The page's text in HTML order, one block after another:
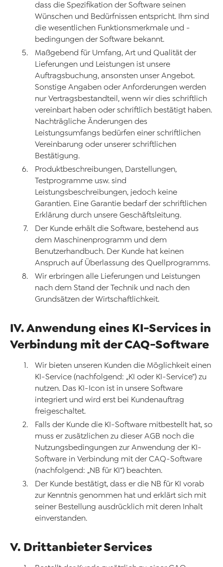
dass die Spezifikation der Software seinen
Wünschen und Bedürfnissen entspricht. Ihm sind
die wesentlichen Funktionsmerkmale und -
bedingungen der Software bekannt.
Maßgebend für Umfang, Art und Qualität der
Lieferungen und Leistungen ist unsere
Auftragsbuchung, ansonsten unser Angebot.
Sonstige Angaben oder Anforderungen werden
nur Vertragsbestandteil, wenn wir dies schriftlich
vereinbart haben oder schriftlich bestätigt haben.
Nachträgliche Änderungen des
Leistungsumfangs bedürfen einer schriftlichen
Vereinbarung oder unserer schriftlichen
Bestätigung.
Produktbeschreibungen, Darstellungen,
Testprogramme usw. sind
Leistungsbeschreibungen, jedoch keine
Garantien. Eine Garantie bedarf der schriftlichen
Erklärung durch unsere Geschäftsleitung.
Der Kunde erhält die Software, bestehend aus
dem Maschinenprogramm und dem
Benutzerhandbuch. Der Kunde hat keinen
Anspruch auf Überlassung des Quellprogramms.
Wir erbringen alle Lieferungen und Leistungen
nach dem Stand der Technik und nach den
Grundsätzen der Wirtschaftlichkeit.
IV. Anwendung eines KI-Services in
Verbindung mit der CAQ-Software
Wir bieten unseren Kunden die Möglichkeit einen
KI-Service (nachfolgend: „KI oder KI-Service“) zu
nutzen. Das KI-Icon ist in unsere Software
integriert und wird erst bei Kundenauftrag
freigeschaltet.
Falls der Kunde die KI-Software mitbestellt hat, so
muss er zusätzlichen zu dieser AGB noch die
Nutzungsbedingungen zur Anwendung der KI-
Software in Verbindung mit der CAQ-Software
(nachfolgend: „NB für KI“) beachten.
Der Kunde bestätigt, dass er die NB für KI vorab
zur Kenntnis genommen hat und erklärt sich mit
seiner Bestellung ausdrücklich mit deren Inhalt
einverstanden.
V. Drittanbieter Services